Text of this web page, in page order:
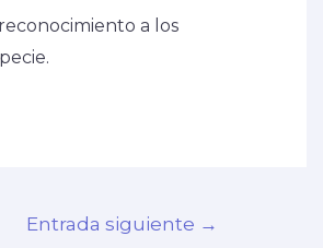
a los
Entrada siguiente →